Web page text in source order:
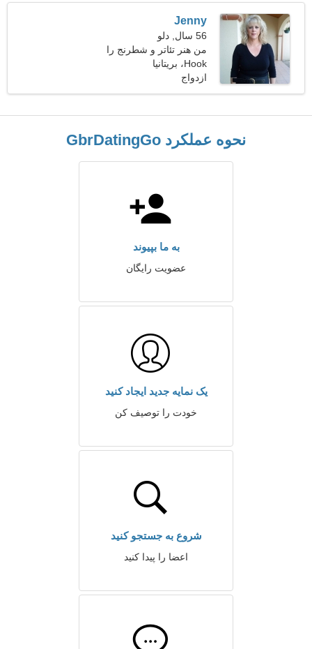
Jenny
56 سال, دلو
من هنر تئاتر و شطرنج را
ترجیح می دهم
Hook، بریتانیا
ازدواج
نحوه عملکرد GbrDatingGo
به ما بپیوند
عضویت رایگان
یک نمایه جدید ایجاد کنید
خودت را توصیف کن
شروع به جستجو کنید
اعضا را پیدا کنید